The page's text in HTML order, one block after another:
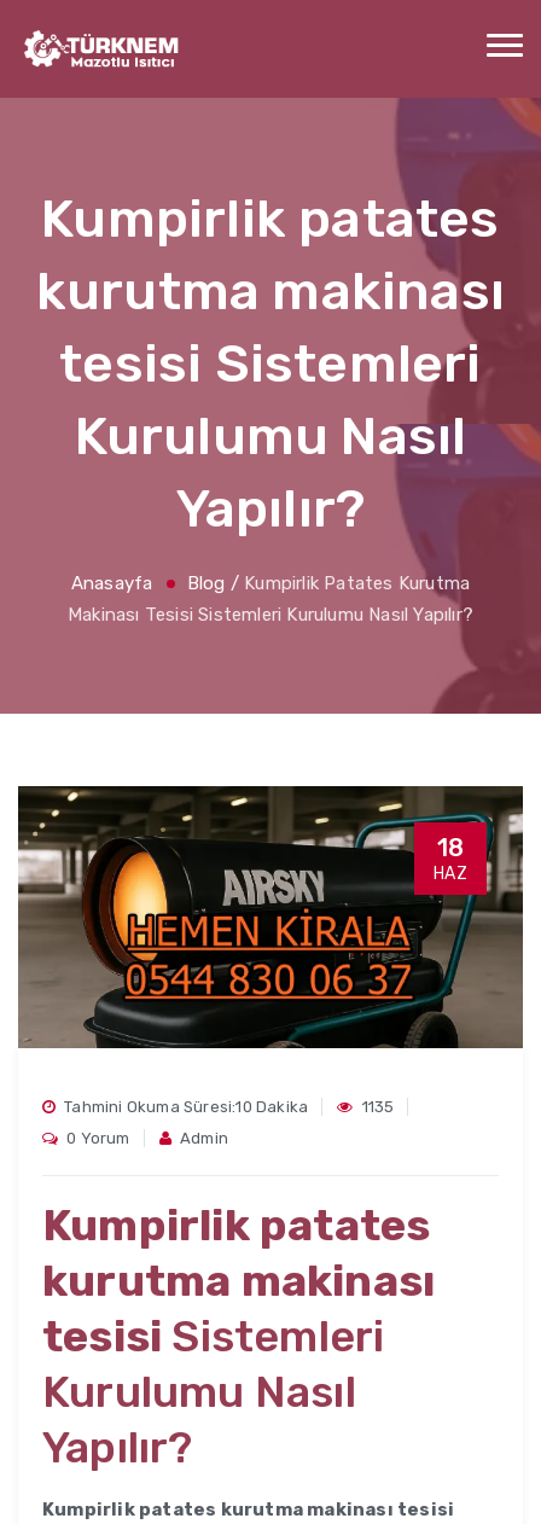
Kumpirlik patates
kurutma makinası
tesisi Sistemleri
Kurulumu Nasıl
Yapılır?
Anasayfa Blog / Kumpirlik Patates Kurutma
Makinası Tesisi Sistemleri Kurulumu Nasıl Yapılır?
18
HAZ
Tahmini Okuma Süresi:10 Dakika
1135
0 Yorum
Admin
Kumpirlik patates
kurutma makinası
tesisi Sistemleri
Kurulumu Nasıl
Yapılır?
Kumpirlik patates kurutma makinası tesisi